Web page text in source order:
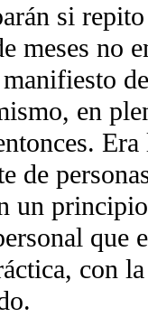
si
meses
en
de
un
que
con